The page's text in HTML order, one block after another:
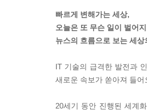
빠르게 변해가는 세상,
오늘은 또 무슨 일이 벌어
뉴스의 흐름으로 보는 세상
IT 기술의 급격한 발전과
새로운 속보가 쏟아져 들
20세기 동안 진행된 세계